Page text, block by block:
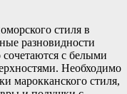
стиля в
разновидности
с белыми
Необходимо
марокканского стиля,